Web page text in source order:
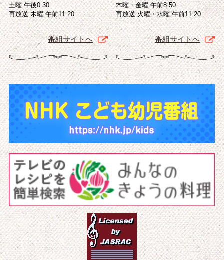
土曜 午後0:30
再放送 木曜 午前11:20
番組サイトへ
木曜・金曜 午前8:50
再放送 火曜・水曜 午前11:20
番組サイトへ